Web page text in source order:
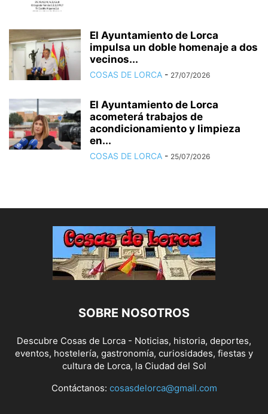
El Ayuntamiento de Lorca
impulsa un doble homenaje a dos
vecinos...
COSAS DE LORCA - 27/07/2026
El Ayuntamiento de Lorca
acometerá trabajos de
acondicionamiento y limpieza
en...
COSAS DE LORCA - 25/07/2026
SOBRE NOSOTROS
Descubre Cosas de Lorca - Noticias, historia, deportes,
eventos, hostelería, gastronomía, curiosidades, fiestas y
cultura de Lorca, la Ciudad del Sol
Contáctanos: cosasdelorca@gmail.com